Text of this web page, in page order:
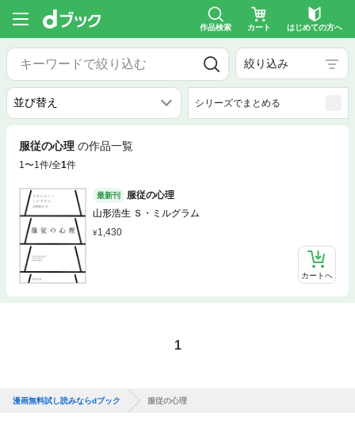
作品検索 カート はじめての方へ
絞り込み
シリーズでまとめる
服従の心理 の作品一覧
1〜1件/全1件
最新刊
服従の心理
山形浩生 Ｓ・ミルグラム
1,430
カートへ
1
漫画無料試し読みならdブック 服従の心理